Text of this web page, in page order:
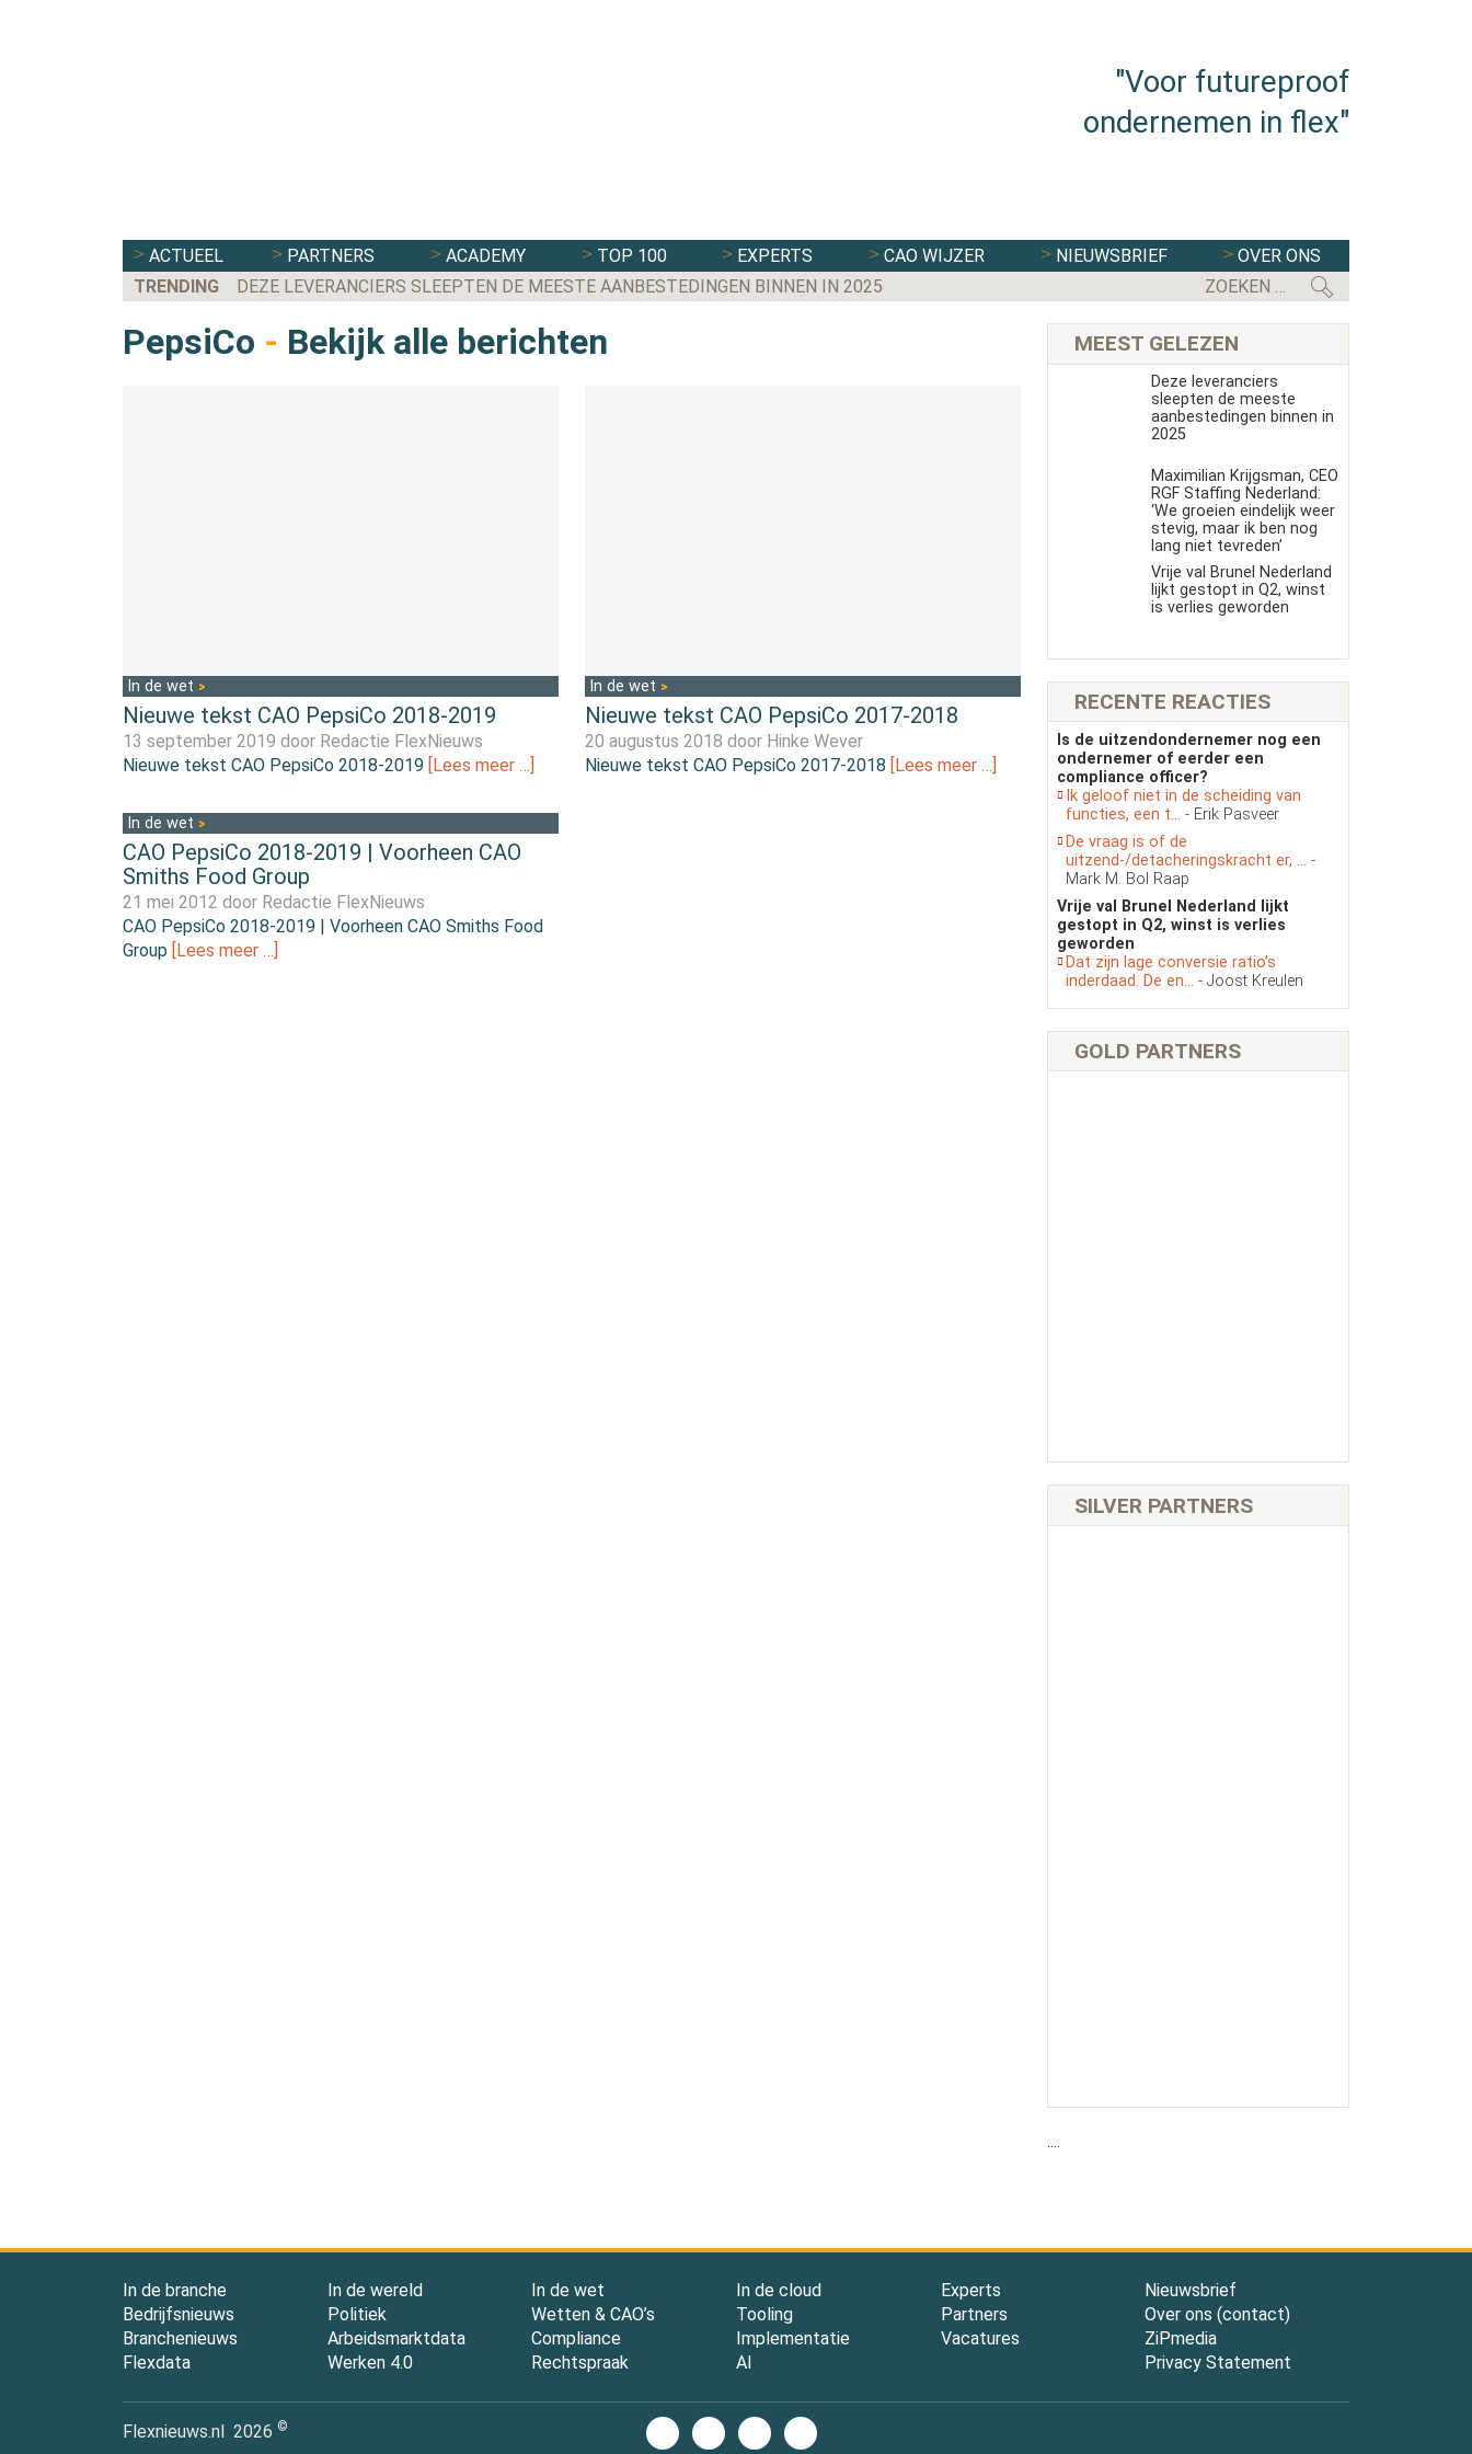
"Voor futureproof
ondernemen in flex"
ACTUEEL PARTNERS ACADEMY TOP 100 EXPERTS CAO WIJZER NIEUWSBRIEF
OVER ONS
TRENDING
DEZE LEVERANCIERS SLEEPTEN DE MEESTE AANBESTEDINGEN BINNEN IN 2025
PepsiCo - Bekijk alle berichten
In de wet
Nieuwe tekst CAO PepsiCo 2018-2019
13 september 2019 door Redactie FlexNieuws
Nieuwe tekst CAO PepsiCo 2018-2019 [Lees meer …]
In de wet
Nieuwe tekst CAO PepsiCo 2017-2018
20 augustus 2018 door Hinke Wever
Nieuwe tekst CAO PepsiCo 2017-2018 [Lees meer …]
In de wet
CAO PepsiCo 2018-2019 | Voorheen CAO
Smiths Food Group
21 mei 2012 door Redactie FlexNieuws
CAO PepsiCo 2018-2019 | Voorheen CAO Smiths Food
Group [Lees meer …]
MEEST GELEZEN
Deze leveranciers
sleepten de meeste
aanbestedingen binnen in
2025
Maximilian Krijgsman, CEO
RGF Staffing Nederland:
‘We groeien eindelijk weer
stevig, maar ik ben nog
lang niet tevreden’
Vrije val Brunel Nederland
lijkt gestopt in Q2, winst
is verlies geworden
RECENTE REACTIES
Is de uitzendondernemer nog een
ondernemer of eerder een
compliance officer?
Ik geloof niet in de scheiding van
functies, een t... - Erik Pasveer
De vraag is of de
uitzend-/detacheringskracht er, ... -
Mark M. Bol Raap
Vrije val Brunel Nederland lijkt
gestopt in Q2, winst is verlies
geworden
Dat zijn lage conversie ratio’s
inderdaad. De en... - Joost Kreulen
GOLD PARTNERS
SILVER PARTNERS
....
In de branche
Bedrijfsnieuws
Branchenieuws
Flexdata
In de wereld
Politiek
Arbeidsmarktdata
Werken 4.0
In de wet
Wetten & CAO’s
Compliance
Rechtspraak
In de cloud
Tooling
Implementatie
AI
Experts
Partners
Vacatures
Nieuwsbrief
Over ons (contact)
ZiPmedia
Privacy Statement
Flexnieuws.nl 2026 ©